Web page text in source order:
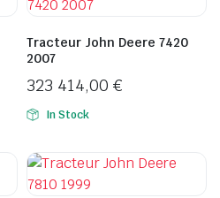
Tracteur John Deere 7420
2007
323 414,00 €
In Stock